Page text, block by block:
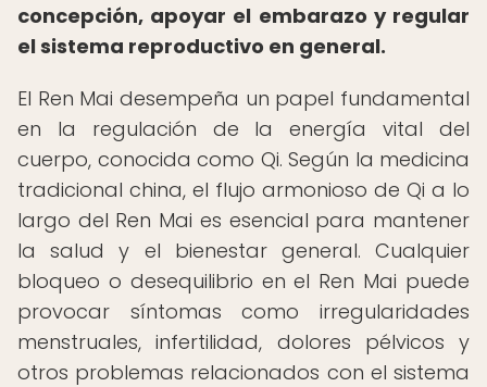
concepción, apoyar el embarazo y regular
el sistema reproductivo en general.
El Ren Mai desempeña un papel fundamental
en la regulación de la energía vital del
cuerpo, conocida como Qi. Según la medicina
tradicional china, el flujo armonioso de Qi a lo
largo del Ren Mai es esencial para mantener
la salud y el bienestar general. Cualquier
bloqueo o desequilibrio en el Ren Mai puede
provocar síntomas como irregularidades
menstruales, infertilidad, dolores pélvicos y
otros problemas relacionados con el sistema